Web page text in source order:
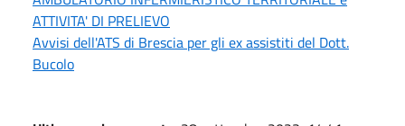
ATTIVITA' DI PRELIEVO
Avvisi dell'ATS di Brescia per gli ex assistiti del Dott.
Bucolo